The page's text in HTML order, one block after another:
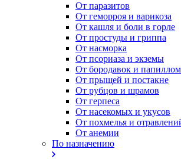
От паразитов
Oт геморроя и варикоза
От кашля и боли в горле
От простуды и гриппа
От насморка
Oт псориаза и экземы
От бородавок и папиллом
От прыщей и постакне
От рубцов и шрамов
От герпеса
От насекомых и укусов
От похмелья и
От анемии
По назначению